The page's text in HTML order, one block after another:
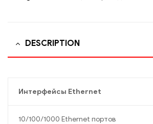
DESCRIPTION
Интерфейсы Ethernet
10/100/1000 Ethernet портов